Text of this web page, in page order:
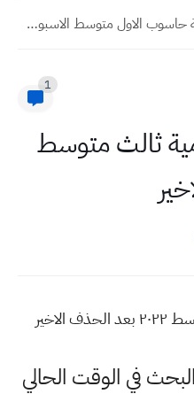
حل اسئلة حاسوب الاول متوسط الاسبوع الرابع عشر التلفزيون التربوي
1
ثالث متوسط
في الوقت الحالي